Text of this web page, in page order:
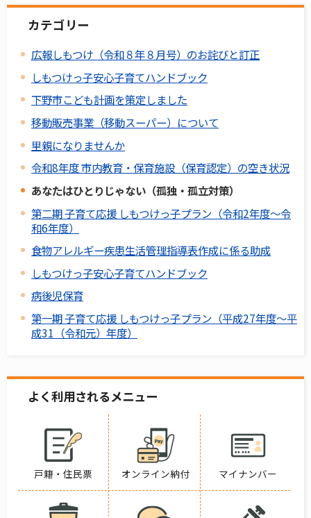
カテゴリー
広報しもつけ（令和８年８月号）のお詫びと訂正
しもつけっ子安心子育てハンドブック
下野市こども計画を策定しました
移動販売事業（移動スーパー）について
里親になりませんか
令和8年度 市内教育・保育施設（保育認定）の空き状況
あなたはひとりじゃない（孤独・孤立対策）
第二期 子育て応援 しもつけっ子プラン（令和2年度～令
和6年度）
食物アレルギー疾患生活管理指導表作成に係る助成
しもつけっ子安心子育てハンドブック
病後児保育
第一期 子育て応援 しもつけっ子プラン（平成27年度～平
成31（令和元）年度）
よく利用されるメニュー
戸籍・住民票 オンライン納付 マイナンバー